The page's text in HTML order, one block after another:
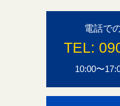
電話で
TEL:
10:00〜